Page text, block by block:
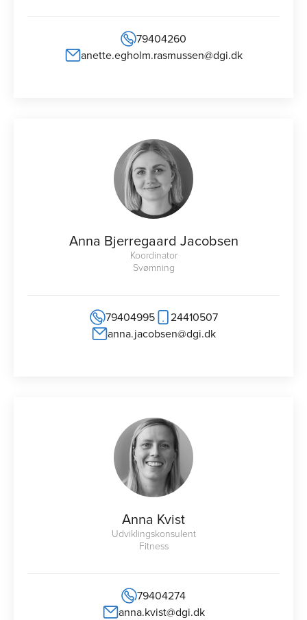
79404260
anette.egholm.rasmussen@dgi.dk
Anna Bjerregaard Jacobsen
Koordinator
Svømning
79404995
24410507
anna.jacobsen@dgi.dk
Anna Kvist
Udviklingskonsulent
Fitness
79404274
anna.kvist@dgi.dk